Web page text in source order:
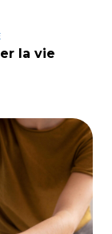
la vie